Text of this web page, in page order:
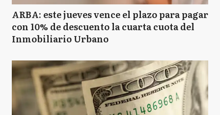
ARBA: este jueves vence el plazo para pagar
con 10% de descuento la cuarta cuota del
Inmobiliario Urbano